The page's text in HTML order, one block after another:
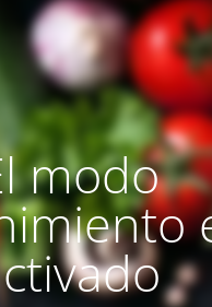
modo